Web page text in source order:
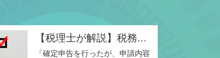
【税理士が解説】税務...
「確定申告を行ったが、申請内容